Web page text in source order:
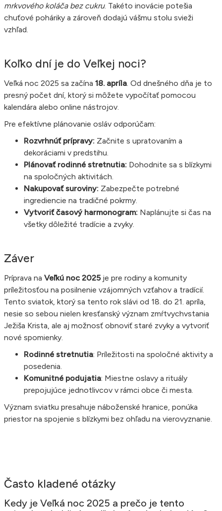
mrkvového koláča bez cukru. Takéto inovácie potešia
chuťové poháriky a zároveň dodajú vášmu stolu svieži
vzhľad.
Koľko dní je do Veľkej noci?
Veľká noc 2025 sa začína 18. apríla . Od dnešného dňa je to
presný počet dní, ktorý si môžete vypočítať pomocou
kalendára alebo online nástrojov.
Pre efektívne plánovanie osláv odporúčam:
Rozvrhnúť prípravy: Začnite s upratovaním a
dekoráciami v predstihu.
Plánovať rodinné stretnutia: Dohodnite sa s blízkymi
na spoločných aktivitách.
Nakupovať suroviny: Zabezpečte potrebné
ingrediencie na tradičné pokrmy.
Vytvoriť časový harmonogram: Naplánujte si čas na
všetky dôležité tradície a zvyky.
Záver
Príprava na Veľkú noc 2025je pre rodiny a komunity
príležitosťou na posilnenie vzájomných vzťahov a tradícií.
Tento sviatok, ktorý sa tento rok slávi od 18. do 21. apríla,
nesie so sebou nielen kresťanský význam zmŕtvychvstania
Ježiša Krista, ale aj možnosť obnoviť staré zvyky a vytvoriť
nové spomienky.
Rodinné stretnutia: Príležitosti na spoločné aktivity a
posedenia.
Komunitné podujatia: Miestne oslavy a rituály
prepojujúce jednotlivcov v rámci obce či mesta.
Význam sviatku presahuje náboženské hranice, ponúka
priestor na spojenie s blízkymi bez ohľadu na vierovyznanie.
Často kladené otázky
Kedy je Veľká noc 2025 a prečo je tento